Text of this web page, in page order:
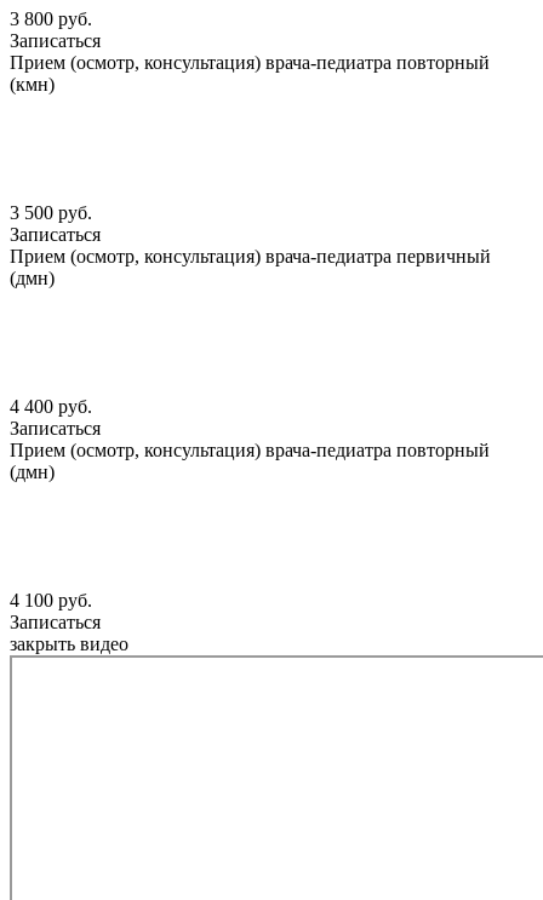
3 800 руб.
Записаться
Прием (осмотр, консультация) врача-педиатра повторный
(кмн)
3 500 руб.
Записаться
Прием (осмотр, консультация) врача-педиатра первичный
(дмн)
4 400 руб.
Записаться
Прием (осмотр, консультация) врача-педиатра повторный
(дмн)
4 100 руб.
Записаться
закрыть видео